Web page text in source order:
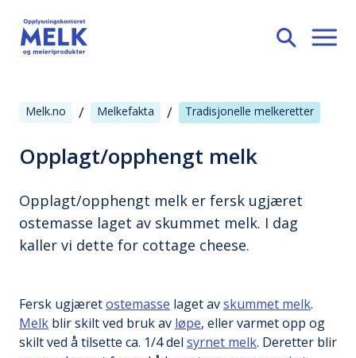
Melk.no / Melkefakta / Tradisjonelle melkeretter
Opplagt/opphengt melk
Opplagt/opphengt melk er fersk ugjæret
ostemasse laget av skummet melk. I dag
kaller vi dette for cottage cheese.
Fersk ugjæretostemasse laget avskummet melk.
Melk blir skilt ved bruk av løpe, eller varmet opp og
skilt ved å tilsette ca. 1/4 del syrnet melk. Deretter blir